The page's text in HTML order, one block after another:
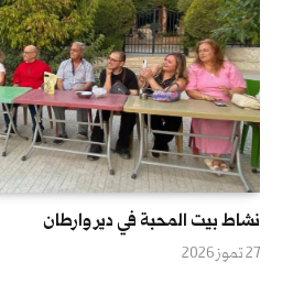
نشاط بيت المحبة في دير وارطان
27 تموز 2026